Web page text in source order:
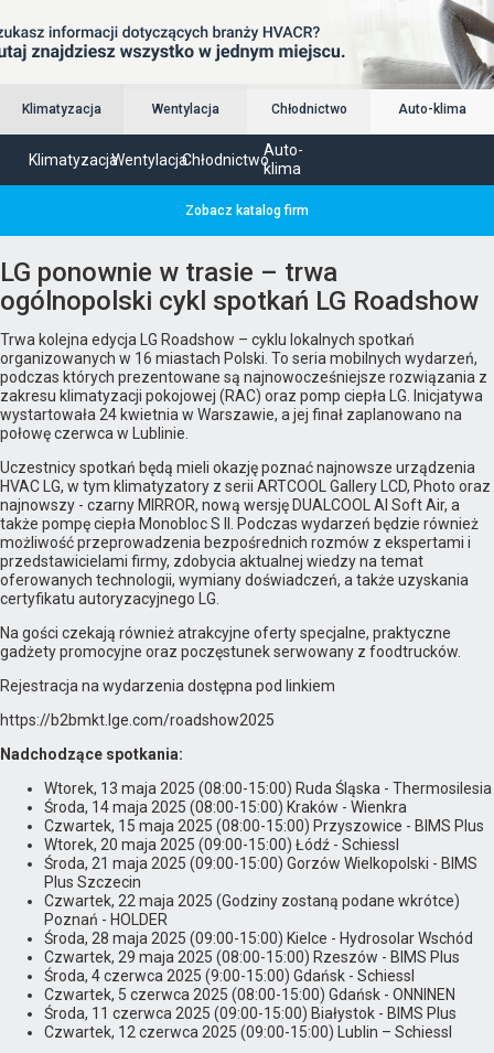
Klimatyzacja Wentylacja Chłodnictwo Auto-klima
KlimatyzacjaWentylacjaChłodnictwo
Auto-
klima
Zobacz katalog firm
LG ponownie w trasie – trwa
ogólnopolski cykl spotkań LG Roadshow
Trwa kolejna edycja LG Roadshow – cyklu lokalnych spotkań
organizowanych w 16 miastach Polski. To seria mobilnych wydarzeń,
podczas których prezentowane są najnowocześniejsze rozwiązania z
zakresu klimatyzacji pokojowej (RAC) oraz pomp ciepła LG. Inicjatywa
wystartowała 24 kwietnia w Warszawie, a jej finał zaplanowano na
połowę czerwca w Lublinie.
Uczestnicy spotkań będą mieli okazję poznać najnowsze urządzenia
HVAC LG, w tym klimatyzatory z serii ARTCOOL Gallery LCD, Photo oraz
najnowszy - czarny MIRROR, nową wersję DUALCOOL AI Soft Air, a
także pompę ciepła Monobloc S II. Podczas wydarzeń będzie również
możliwość przeprowadzenia bezpośrednich rozmów z ekspertami i
przedstawicielami firmy, zdobycia aktualnej wiedzy na temat
oferowanych technologii, wymiany doświadczeń, a także uzyskania
certyfikatu autoryzacyjnego LG.
Na gości czekają również atrakcyjne oferty specjalne, praktyczne
gadżety promocyjne oraz poczęstunek serwowany z foodtrucków.
Rejestracja na wydarzenia dostępna pod linkiem
https://b2bmkt.lge.com/roadshow2025
Nadchodzące spotkania:
Wtorek, 13 maja 2025 (08:00-15:00) Ruda Śląska - Thermosilesia
Środa, 14 maja 2025 (08:00-15:00) Kraków - Wienkra
Czwartek, 15 maja 2025 (08:00-15:00) Przyszowice - BIMS Plus
Wtorek, 20 maja 2025 (09:00-15:00) Łódź - Schiessl
Środa, 21 maja 2025 (09:00-15:00) Gorzów Wielkopolski - BIMS
Plus Szczecin
Czwartek, 22 maja 2025 (Godziny zostaną podane wkrótce)
Poznań - HOLDER
Środa, 28 maja 2025 (09:00-15:00) Kielce - Hydrosolar Wschód
Czwartek, 29 maja 2025 (08:00-15:00) Rzeszów - BIMS Plus
Środa, 4 czerwca 2025 (9:00-15:00) Gdańsk - Schiessl
Czwartek, 5 czerwca 2025 (08:00-15:00) Gdańsk - ONNINEN
Środa, 11 czerwca 2025 (09:00-15:00) Białystok - BIMS Plus
Czwartek, 12 czerwca 2025 (09:00-15:00) Lublin – Schiessl